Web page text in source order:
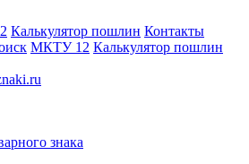
Калькулятор пошлин Контакты
МКТУ 12 Калькулятор пошлин
знака